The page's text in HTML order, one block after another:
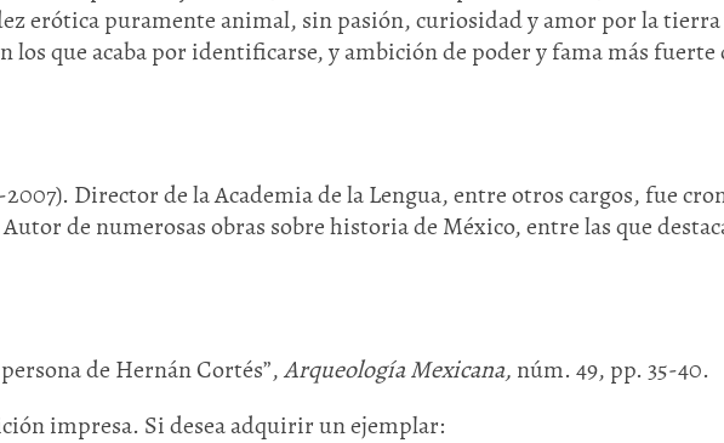
erótica puramente animal, sin pasión, curiosidad y amor por la tierra
los que acaba por identificarse, y ambición de poder y fama más fuerte
2007). Director de la Academia de la Lengua, entre otros cargos, fue
de numerosas obras sobre historia de México, entre las que
de Hernán Cortés”,Arqueología Mexicana, núm. 49, pp. 35-40.
impresa. Si desea adquirir un ejemplar: